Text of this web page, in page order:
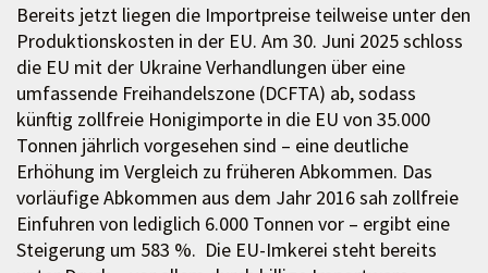
Bereits jetzt liegen die Importpreise teilweise unter den
Produktionskosten in der EU. Am 30. Juni 2025 schloss
die EU mit der Ukraine Verhandlungen über eine
umfassende Freihandelszone (DCFTA) ab, sodass
künftig zollfreie Honigimporte in die EU von 35.000
Tonnen jährlich vorgesehen sind – eine deutliche
Erhöhung im Vergleich zu früheren Abkommen. Das
vorläufige Abkommen aus dem Jahr 2016 sah zollfreie
Einfuhren von lediglich 6.000 Tonnen vor – ergibt eine
Steigerung um 583 %. Die EU-Imkerei steht bereits